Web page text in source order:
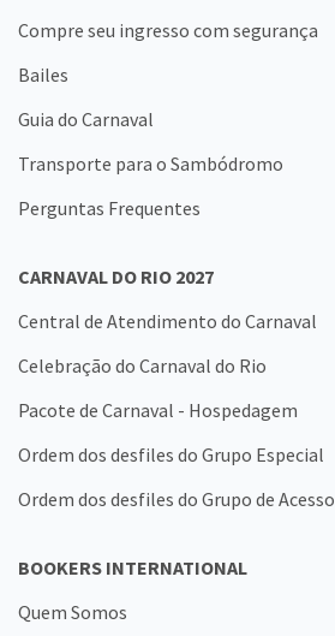
Compre seu ingresso com segurança
Bailes
Guia do Carnaval
Transporte para o Sambódromo
Perguntas Frequentes
CARNAVAL DO RIO 2027
Central de Atendimento do Carnaval
Celebração do Carnaval do Rio
Pacote de Carnaval - Hospedagem
Ordem dos desfiles do Grupo Especial
Ordem dos desfiles do Grupo de Acesso
BOOKERS INTERNATIONAL
Quem Somos